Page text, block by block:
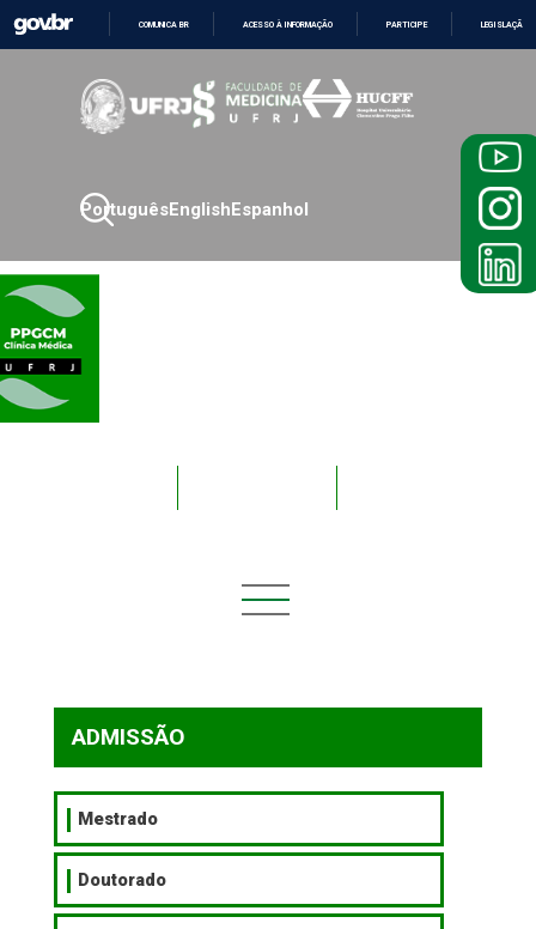
O
CONTEÚDO
COMUNICA BR ACESSO À INFORMAÇÃO PARTICIPE LEGISLAÇÃO
PortuguêsEnglishEspanhol
ADMISSÃO
Mestrado
Doutorado